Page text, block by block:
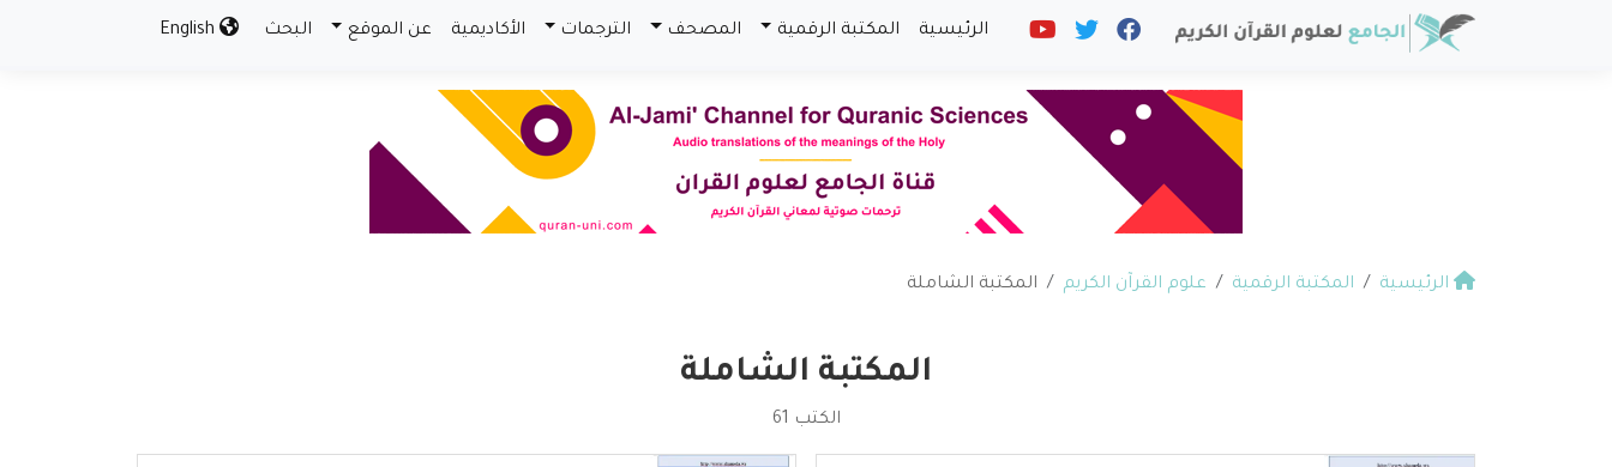
الرئيسية المكتبة الرقمية المصحف الترجمات الأكاديمية عن الموقع البحث
الرئيسية المكتبة الرقمية علوم القرآن الكريم المكتبة الشاملة
المكتبة الشاملة
الكتب 61